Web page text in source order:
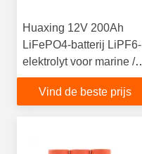
Huaxing 12V 200Ah
LiFePO4-batterij LiPF6-
elektrolyt voor marine /
RV
Vind de beste prijs